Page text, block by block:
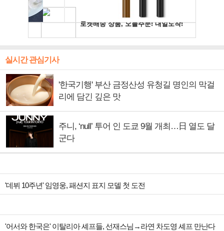
실시간 관심기사
'한국기행' 부산 금정산성 유청길 명인의 막걸
리에 담긴 깊은 맛
주니, ‘null’ 투어 인 도쿄 9월 개최…日 열도 달
군다
'데뷔 10주년' 임영웅, 패션지 표지 모델 첫 도전
'어서와 한국은' 이탈리아 셰프들, 선재스님→라연 차도영 셰프 만난다